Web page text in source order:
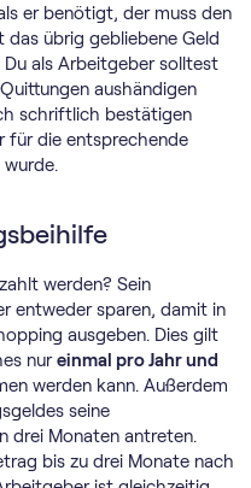
er benötigt, der muss den
das übrig gebliebene Geld
als Arbeitgeber solltest
aushändigen
schriftlich bestätigen
für die entsprechende
werden? Sein
entweder sparen, damit in
ausgeben. Dies gilt
nureinmal pro Jahr und
werden kann. Außerdem
seine
drei Monaten antreten.
bis zu drei Monate nach